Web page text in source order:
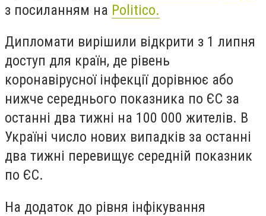
з посиланням на Politico.
Дипломати вирішили відкрити з 1 липня
доступ для країн, де рівень
коронавірусної інфекції дорівнює або
нижче середнього показника по ЄС за
останні два тижні на 100 000 жителів. В
Україні число нових випадків за останні
два тижні перевищує середній показник
по ЄС.
На додаток до рівня інфікування